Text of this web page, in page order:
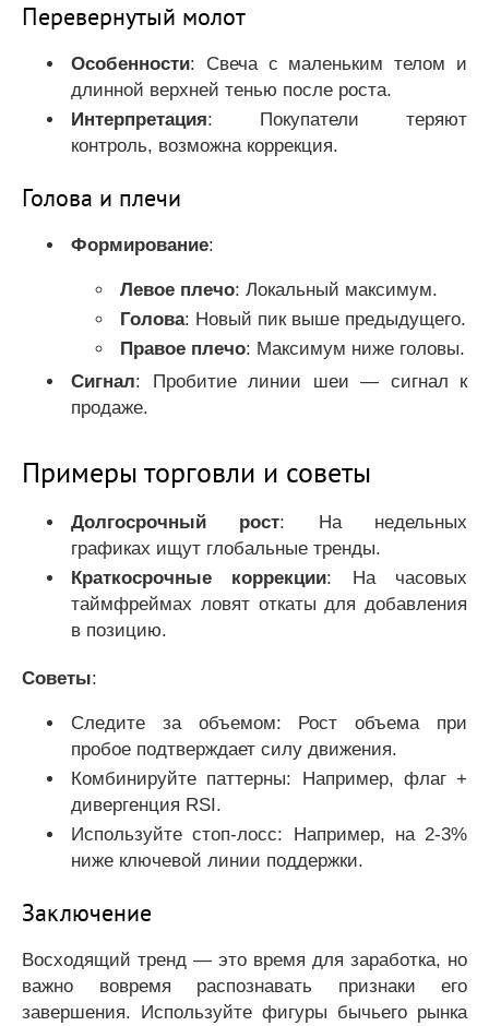
Перевернутый молот
Особенности: Свеча с маленьким телом и
длинной верхней тенью после роста.
Интерпретация: Покупатели теряют
контроль, возможна коррекция.
Голова и плечи
Формирование:
Левое плечо: Локальный максимум.
Голова: Новый пик выше предыдущего.
Правое плечо: Максимум ниже головы.
Сигнал: Пробитие линии шеи — сигнал к
продаже.
Примеры торговли и советы
Долгосрочный рост: На недельных
графиках ищут глобальные тренды.
Краткосрочные коррекции: На часовых
таймфреймах ловят откаты для добавления
в позицию.
Советы:
Следите за объемом: Рост объема при
пробое подтверждает силу движения.
Комбинируйте паттерны: Например, флаг +
дивергенция RSI.
Используйте стоп-лосс: Например, на 2-3%
ниже ключевой линии поддержки.
Заключение
Восходящий тренд — это время для заработка, но
важно вовремя распознавать признаки его
завершения. Используйте фигуры бычьего рынка